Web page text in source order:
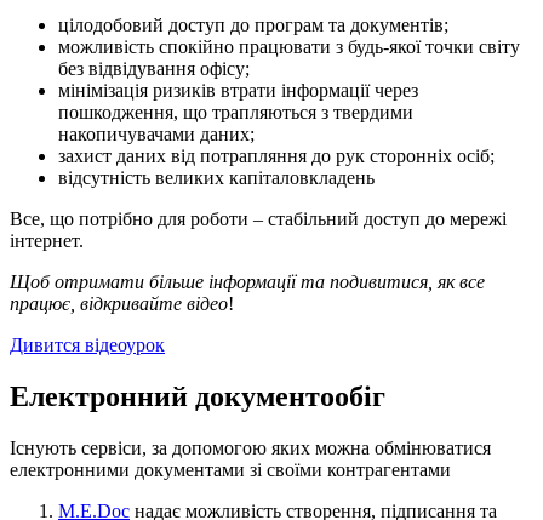
цілодобовий доступ до програм та документів;
можливість спокійно працювати з будь-якої точки світу
без відвідування офісу;
мінімізація ризиків втрати інформації через
пошкодження, що трапляються з твердими
накопичувачами даних;
захист даних від потрапляння до рук сторонніх осіб;
відсутність великих капіталовкладень
Все, що потрібно для роботи – стабільний доступ до мережі
інтернет.
Щоб отримати більше інформації та подивитися, як все
працює, відкривайте відео!
Дивится відеоурок
Електронний документообіг
Існують сервіси, за допомогою яких можна обмінюватися
електронними документами зі своїми контрагентами
M.E.Doc надає можливість створення, підписання та